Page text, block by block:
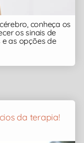
conheça os
os sinais de
as opções de
da terapia!